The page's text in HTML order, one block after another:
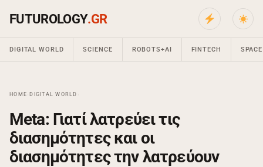
FUTUROLOGY.GR
DIGITAL WORLD SCIENCE ROBOTS+AI FINTECH SPACE
HOME DIGITAL WORLD
Meta: Γιατί λατρεύει τις
διασημότητες και οι
διασημότητες την λατρεύουν